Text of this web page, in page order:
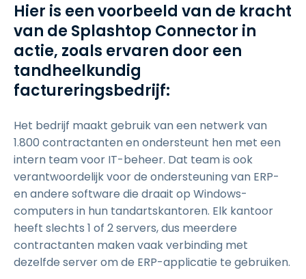
Hier is een voorbeeld van de kracht
van de Splashtop Connector in
actie, zoals ervaren door een
tandheelkundig
factureringsbedrijf:
Het bedrijf maakt gebruik van een netwerk van
1.800 contractanten en ondersteunt hen met een
intern team voor IT-beheer. Dat team is ook
verantwoordelijk voor de ondersteuning van ERP-
en andere software die draait op Windows-
computers in hun tandartskantoren. Elk kantoor
heeft slechts 1 of 2 servers, dus meerdere
contractanten maken vaak verbinding met
dezelfde server om de ERP-applicatie te gebruiken.